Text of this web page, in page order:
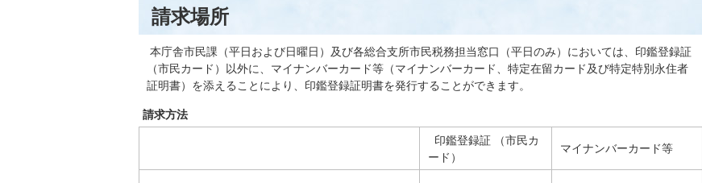
請求場所
本庁舎市民課（平日および日曜日）及び各総合支所市民税務担当窓口（平日のみ）においては、印鑑登録証
（市民カード）以外に、マイナンバーカード等（マイナンバーカード、特定在留カード及び特定特別永住者
証明書）を添えることにより、印鑑登録証明書を発行することができます。
請求方法
印鑑登録証 （市民カ
ード）
マイナンバーカード等